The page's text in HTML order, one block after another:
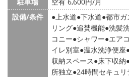
設備/条件
上水道 下水道 都市ガ
リング 追焚機能 洗髪
コニー シャワー エア
イレ別室 温水洗浄便座
収納スペース 床下収納
所独立 24時間セキュ